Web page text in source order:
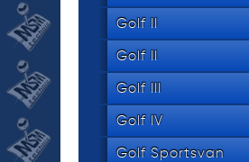
Golf II
Golf II
Golf III
Golf IV
Golf Sportsvan